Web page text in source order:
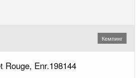
Кемпинг
Rouge, Enr.198144